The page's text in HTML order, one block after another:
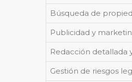
Búsqueda de
Publicidad y
Redacción detallada
Gestión de riesgos